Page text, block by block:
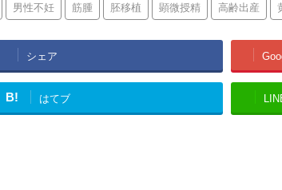
男性不妊 筋腫 胚移植 顕微授精 高齢出産
シェア
B! はてブ